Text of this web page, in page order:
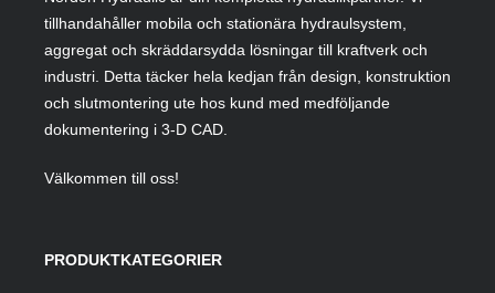
tillhandahåller mobila och stationära hydraulsystem,
aggregat och skräddarsydda lösningar till kraftverk och
industri. Detta täcker hela kedjan från design, konstruktion
och slutmontering ute hos kund med medföljande
dokumentering i 3-D CAD.
Välkommen till oss!
PRODUKTKATEGORIER